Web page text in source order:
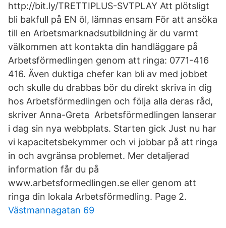
http://bit.ly/TRETTIPLUS-SVTPLAY Att plötsligt
bli bakfull på EN öl, lämnas ensam För att ansöka
till en Arbetsmarknadsutbildning är du varmt
välkommen att kontakta din handläggare på
Arbetsförmedlingen genom att ringa: 0771-416
416. Även duktiga chefer kan bli av med jobbet
och skulle du drabbas bör du direkt skriva in dig
hos Arbetsförmedlingen och följa alla deras råd,
skriver Anna-Greta Arbetsförmedlingen lanserar
i dag sin nya webbplats. Starten gick Just nu har
vi kapacitetsbekymmer och vi jobbar på att ringa
in och avgränsa problemet. Mer detaljerad
information får du på
www.arbetsformedlingen.se eller genom att
ringa din lokala Arbetsförmedling. Page 2.
Västmannagatan 69